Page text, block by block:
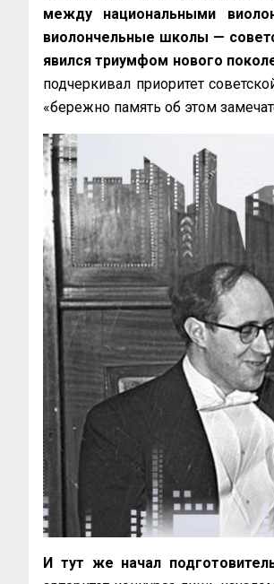
между национальными
виолончельные школы —
явился триумфом нового
подчеркивал приоритет
«бережно память об этом
И тут же начал